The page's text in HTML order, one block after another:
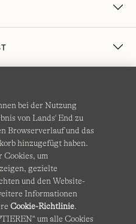
& Sicherheit
Barrierefreiheit
Websites
bei der Nutzung
von Lands' End zu
Browserverlauf und das
hinzugefügt haben.
um
gezielte
und den Website-
Informationen
Cookie-Richtlinie.
um alle Cookies